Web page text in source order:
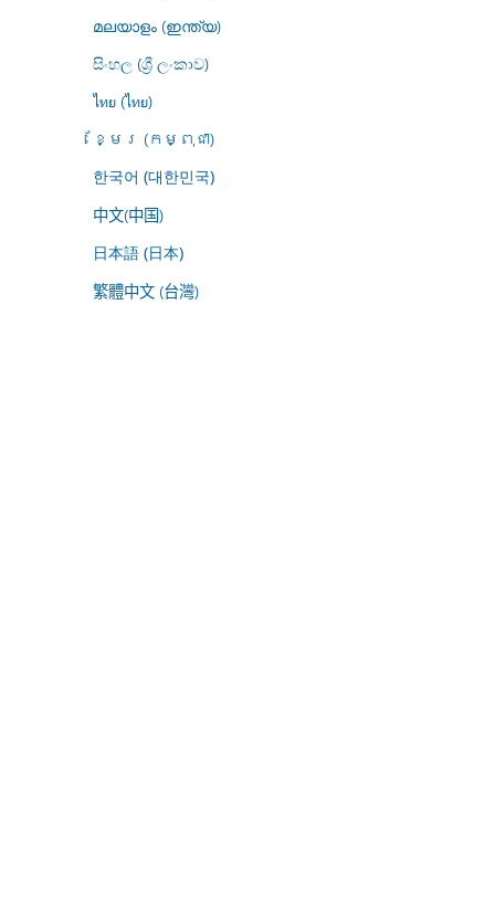
മലയാളം (ഇന്ത്യ)
සිංහල (ශ්‍රී ලංකාව)
ไทย (ไทย)
ខ្មែរ (កម្ពុជា)
한국어 (대한민국)
中文(中国)
日本語 (日本)
繁體中文 (台灣)